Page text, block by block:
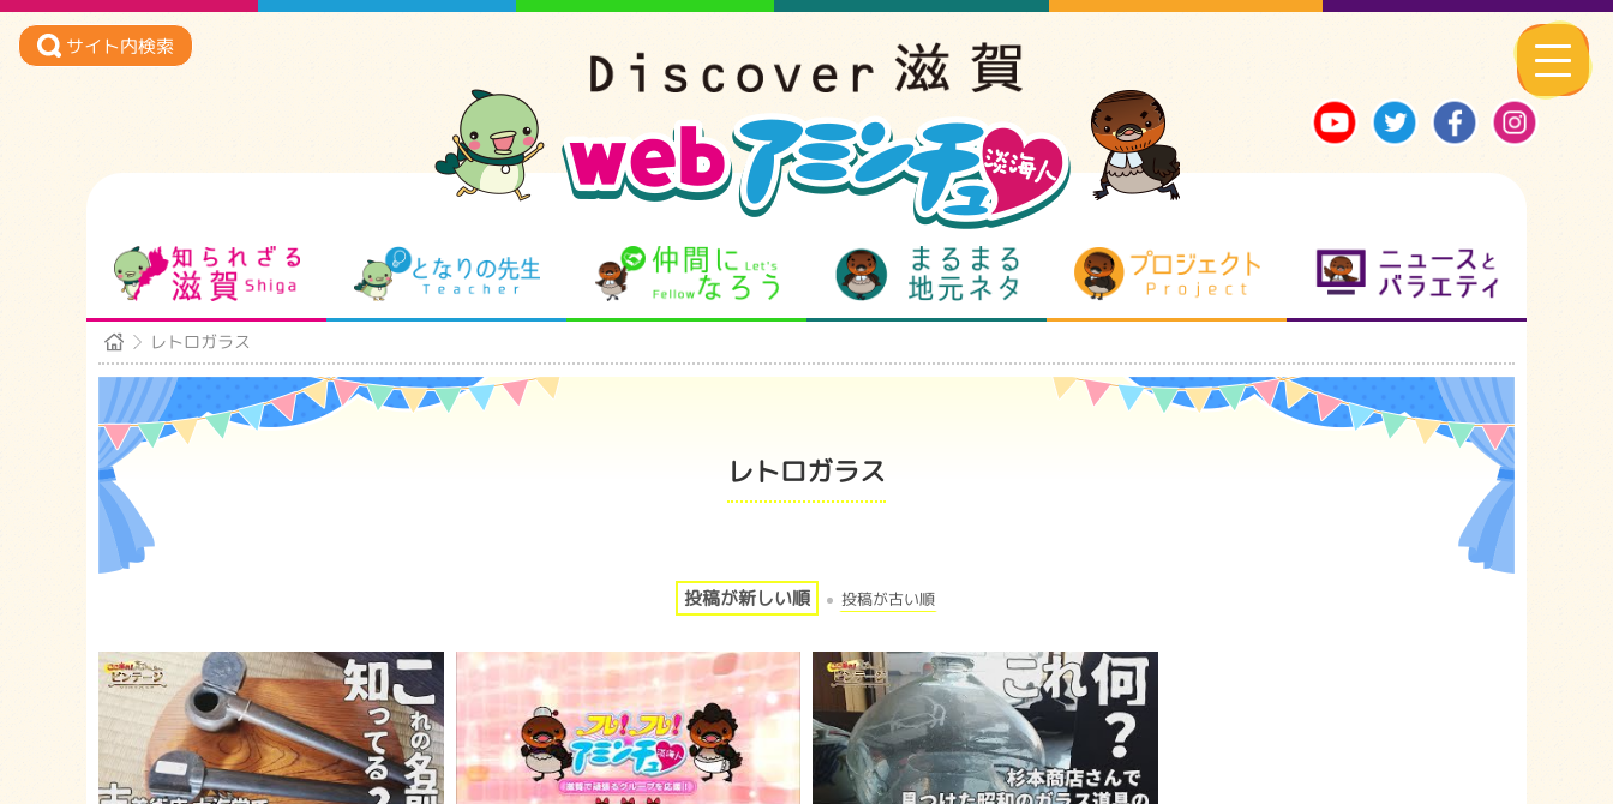
サイト内検索
知られざる滋賀 となりの先生 仲間になろう まるまる地元ネタ プロジェクト
レトロガラス
レトロガラス
投稿が新しい順 投稿が古い順